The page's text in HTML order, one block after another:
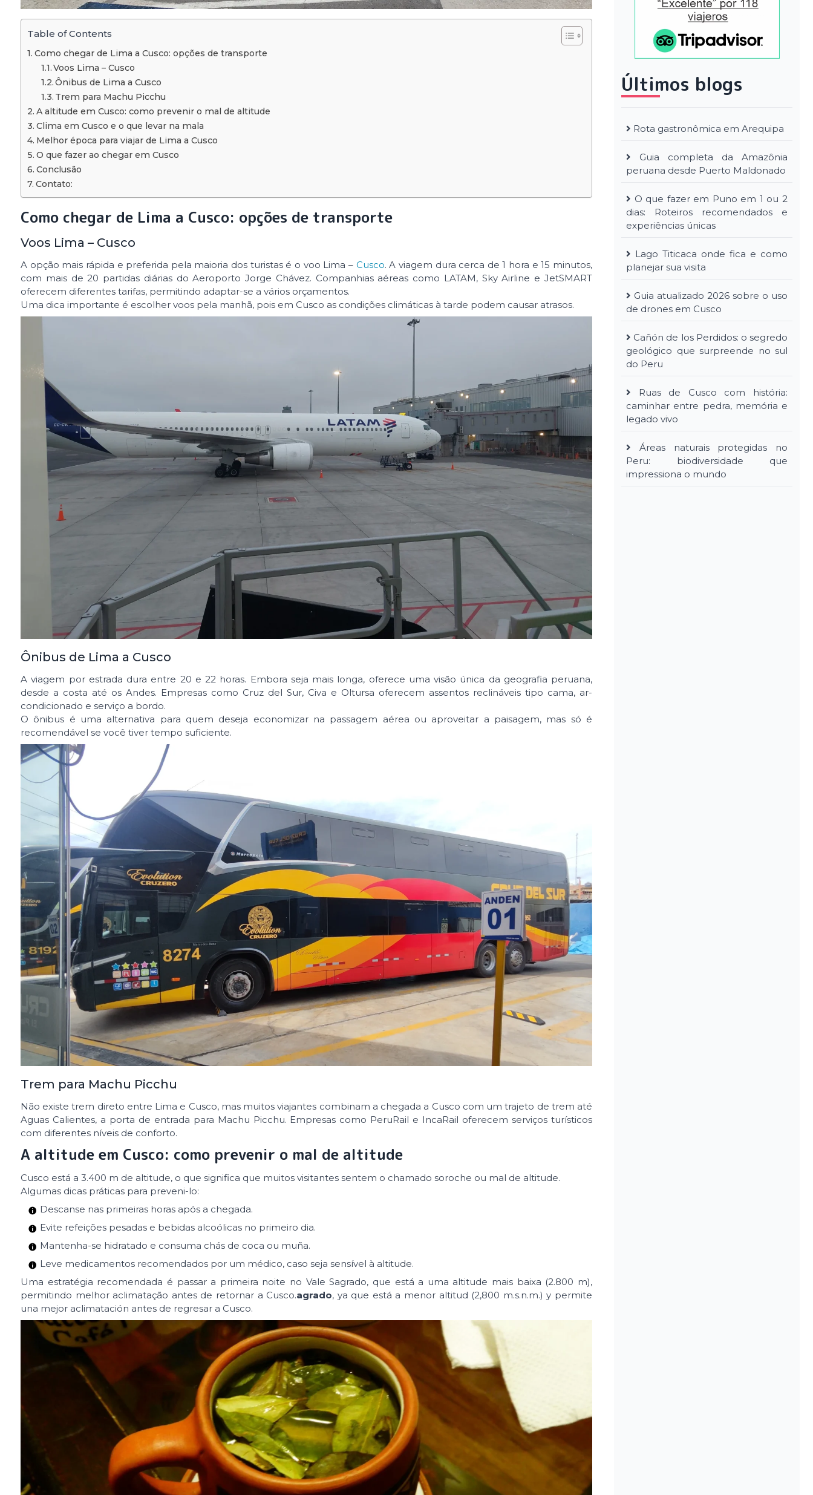
Table of Contents
Como chegar de Lima a Cusco: opções de transporte
Voos Lima – Cusco
Ônibus de Lima a Cusco
Trem para Machu Picchu
A altitude em Cusco: como prevenir o mal de altitude
Clima em Cusco e o que levar na mala
Melhor época para viajar de Lima a Cusco
O que fazer ao chegar em Cusco
Conclusão
Contato:
Como chegar de Lima a Cusco: opções de transporte
Voos Lima – Cusco
A opção mais rápida e preferida pela maioria dos turistas é o voo Lima – Cusco. A viagem dura cerca de 1 hora e 15 minutos,
com mais de 20 partidas diárias do Aeroporto Jorge Chávez. Companhias aéreas como LATAM, Sky Airline e JetSMART
oferecem diferentes tarifas, permitindo adaptar-se a vários orçamentos.
Uma dica importante é escolher voos pela manhã, pois em Cusco as condições climáticas à tarde podem causar atrasos.
Ônibus de Lima a Cusco
A viagem por estrada dura entre 20 e 22 horas. Embora seja mais longa, oferece uma visão única da geografia peruana,
desde a costa até os Andes. Empresas como Cruz del Sur, Civa e Oltursa oferecem assentos reclináveis tipo cama, ar-
condicionado e serviço a bordo.
O ônibus é uma alternativa para quem deseja economizar na passagem aérea ou aproveitar a paisagem, mas só é
recomendável se você tiver tempo suficiente.
Trem para Machu Picchu
Não existe trem direto entre Lima e Cusco, mas muitos viajantes combinam a chegada a Cusco com um trajeto de trem até
Aguas Calientes, a porta de entrada para Machu Picchu. Empresas como PeruRail e IncaRail oferecem serviços turísticos
com diferentes níveis de conforto.
A altitude em Cusco: como prevenir o mal de altitude
Cusco está a 3.400 m de altitude, o que significa que muitos visitantes sentem o chamado soroche ou mal de altitude.
Algumas dicas práticas para preveni-lo:
Descanse nas primeiras horas após a chegada.
Evite refeições pesadas e bebidas alcoólicas no primeiro dia.
Mantenha-se hidratado e consuma chás de coca ou muña.
Leve medicamentos recomendados por um médico, caso seja sensível à altitude.
Uma estratégia recomendada é passar a primeira noite no Vale Sagrado, que está a uma altitude mais baixa (2.800 m),
permitindo melhor aclimatação antes de retornar a Cusco.agrado, ya que está a menor altitud (2,800 m.s.n.m.) y permite
una mejor aclimatación antes de regresar a Cusco.
Últimos blogs
Rota gastronômica em Arequipa
Guia completa da Amazônia
peruana desde Puerto Maldonado
O que fazer em Puno em 1 ou 2
dias: Roteiros recomendados e
experiências únicas
Lago Titicaca onde fica e como
planejar sua visita
Guia atualizado 2026 sobre o uso
de drones em Cusco
Cañón de los Perdidos: o segredo
geológico que surpreende no sul
do Peru
Ruas de Cusco com história:
caminhar entre pedra, memória e
legado vivo
Áreas naturais protegidas no
Peru: biodiversidade que
impressiona o mundo